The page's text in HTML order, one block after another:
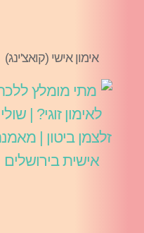
אימון אישי (קואצ'ינג)